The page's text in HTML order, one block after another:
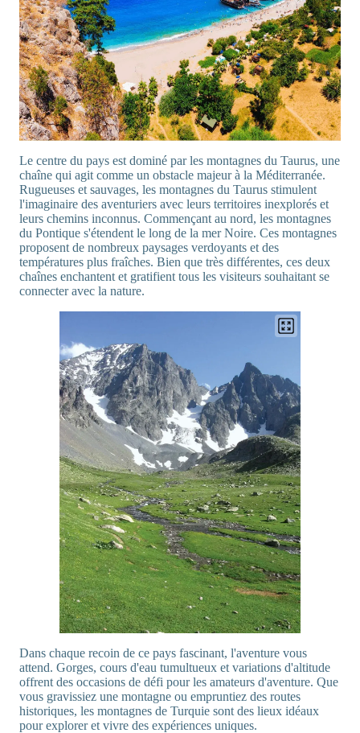
Le centre du pays est dominé par les montagnes du Taurus, une
chaîne qui agit comme un obstacle majeur à la Méditerranée.
Rugueuses et sauvages, les montagnes du Taurus stimulent
l'imaginaire des aventuriers avec leurs territoires inexplorés et
leurs chemins inconnus. Commençant au nord, les montagnes
du Pontique s'étendent le long de la mer Noire. Ces montagnes
proposent de nombreux paysages verdoyants et des
températures plus fraîches. Bien que très différentes, ces deux
chaînes enchantent et gratifient tous les visiteurs souhaitant se
connecter avec la nature.
Dans chaque recoin de ce pays fascinant, l'aventure vous
attend. Gorges, cours d'eau tumultueux et variations d'altitude
offrent des occasions de défi pour les amateurs d'aventure. Que
vous gravissiez une montagne ou empruntiez des routes
historiques, les montagnes de Turquie sont des lieux idéaux
pour explorer et vivre des expériences uniques.